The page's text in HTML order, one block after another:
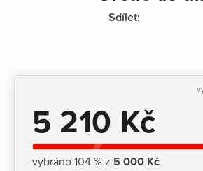
Sdílet:
5 210 Kč
vybráno 104 % z 5 000 Kč